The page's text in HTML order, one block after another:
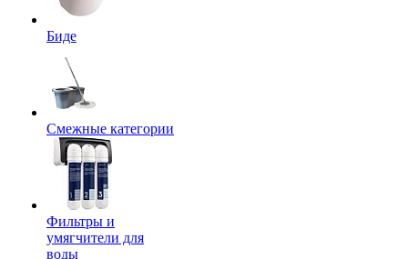
Биде
Смежные категории
Фильтры и
умягчители для
воды